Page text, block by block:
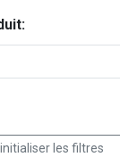
les filtres